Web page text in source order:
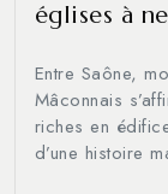
églises à
Entre Saône,
Mâconnais
riches en
d’une histoire